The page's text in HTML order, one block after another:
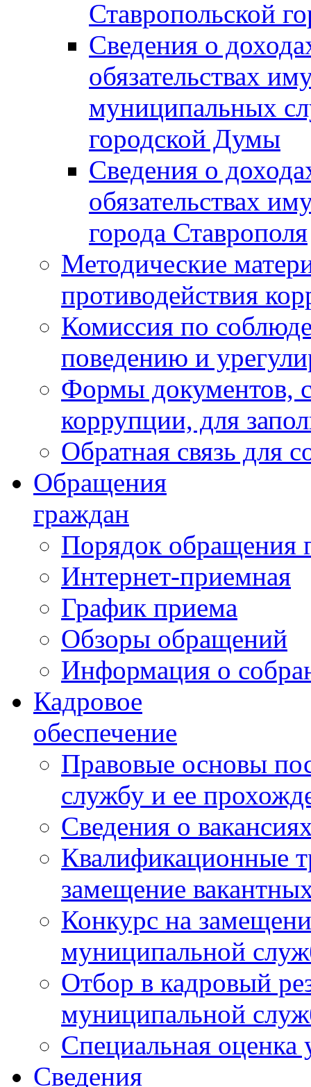
Ставропольской
Сведения о
обязательствах
муниципальных
городской Думы
Сведения о
обязательствах
города Ставрополя
Методические
противодействия
Комиссия по
поведению и
Формы документов,
коррупции, для
Обратная связь для
Обращения
граждан
Порядок обращения
Интернет-приемная
График приема
Обзоры обращений
Информация о
Кадровое
обеспечение
Правовые основы
службу и ее
Сведения о
Квалификационные
замещение
Конкурс на
муниципальной
Отбор в кадровый
муниципальной
Специальная оценка
Сведения